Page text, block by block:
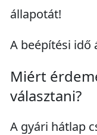
állapotát!
A beépítési idő
Miért
választani?
A gyári hátlap